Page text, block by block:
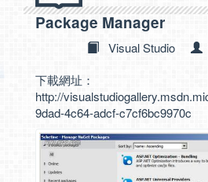
Package Manager
Visual Studio
下載網址：
http://
9dad-4c64-adcf-c7cf6bc9970c